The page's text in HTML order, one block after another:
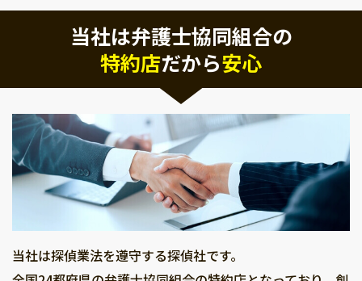
当社は弁護士協同組合の
特約店だから安心
当社は探偵業法を遵守する探偵社です。